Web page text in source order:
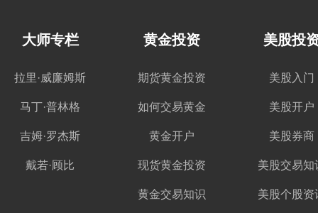
大师专栏
拉里·威廉姆斯
马丁·普林格
吉姆·罗杰斯
戴若·顾比
黄金投资
期货黄金投资
如何交易黄金
黄金开户
现货黄金投资
黄金交易知识
美股投
美股入门
美股开户
美股券商
美股交易知
美股个股资